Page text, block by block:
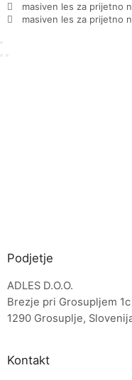
masiven les za prijetno
masiven les za prijetno
Podjetje
ADLES D.O.O.
Brezje pri Grosupljem 1c
1290 Grosuplje,
Kontakt